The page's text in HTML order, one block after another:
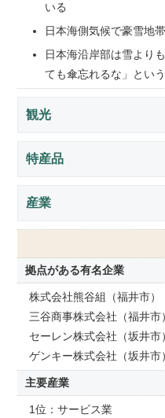
いる
日本海側気候で豪雪地
日本海沿岸部は雪より
ても傘忘れるな」とい
観光
特産品
産業
拠点がある有名企業
株式会社熊谷組（福井市）
三谷商事株式会社（福井市
セーレン株式会社（坂井市
ゲンキー株式会社（坂井市
主要産業
1位：サービス業